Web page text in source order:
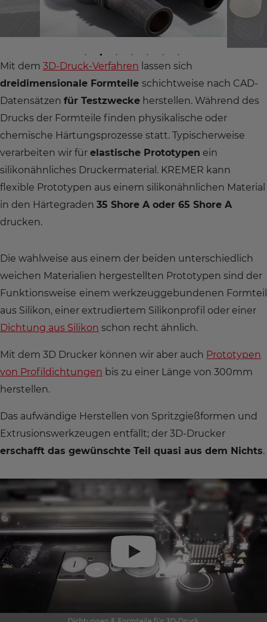
Mit dem 3D-Druck-Verfahren lassen sich
dreidimensionale Formteile schichtweise nach CAD-
Datensätzen für Testzwecke herstellen. Während des
Drucks der Formteile finden physikalische oder
chemische Härtungsprozesse statt. Typischerweise
verarbeiten wir für elastische Prototypen ein
silikonähnliches Druckermaterial. KREMER kann
flexible Prototypen aus einem silikonähnlichen Material
in den Härtegraden 35 Shore A oder 65 Shore A
drucken.
Die wahlweise aus einem der beiden unterschiedlich
weichen Materialien hergestellten Prototypen sind der
Funktionsweise einem werkzeuggebundenen Formteil
aus Silikon, einer extrudiertem Silikonprofil oder einer
Dichtung aus Silikon schon recht ähnlich.
Mit dem 3D Drucker können wir aber auch Prototypen
von Profildichtungen bis zu einer Länge von 300mm
herstellen.
Das aufwändige Herstellen von Spritzgießformen und
Extrusionswerkzeugen entfällt; der 3D-Drucker
erschafft das gewünschte Teil quasi aus dem Nichts.